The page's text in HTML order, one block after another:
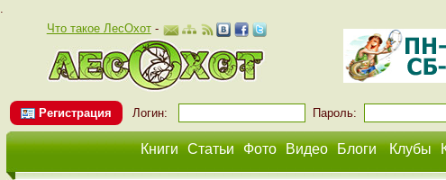
.
Что такое ЛесОхот-
Регистрация Логин: Пароль:
Книги Статьи Фото Видео Блоги Клубы